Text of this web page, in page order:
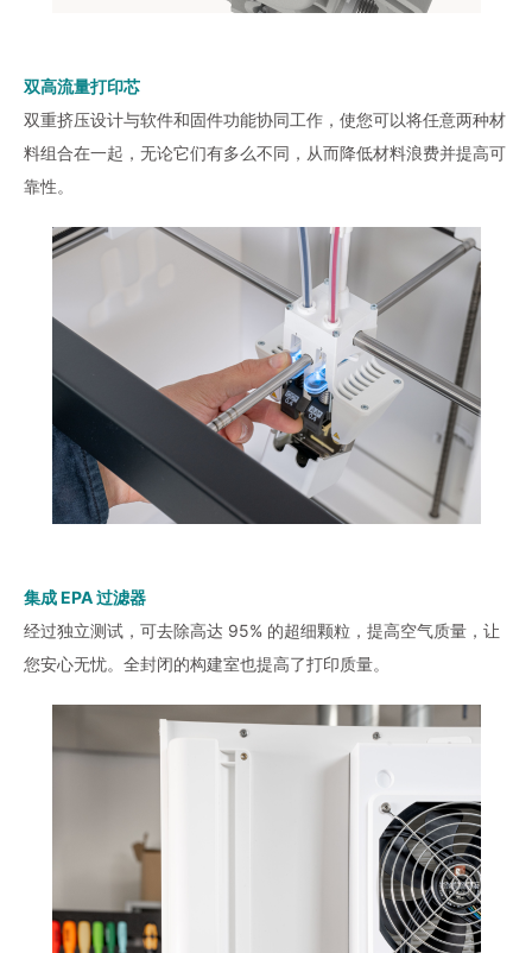
双高流量打印芯
双重挤压设计与软件和固件功能协同工作，使您可以将任意两种材
料组合在一起，无论它们有多么不同，从而降低材料浪费并提高可
靠性。
集成 EPA 过滤器
经过独立测试，可去除高达 95% 的超细颗粒，提高空气质量，让
您安心无忧。全封闭的构建室也提高了打印质量。